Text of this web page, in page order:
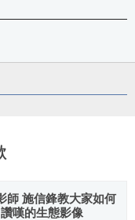
師 施信鋒教大家如何
嘆的生態影像